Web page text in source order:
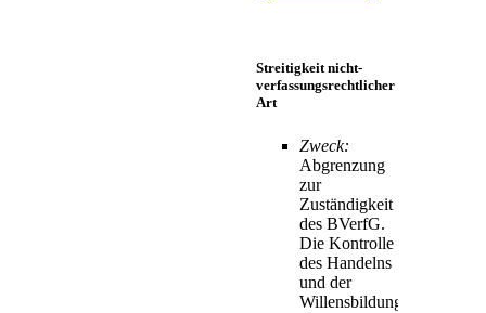
Streitigkeit nicht-
verfassungsrechtlicher
Art
Zweck:
Abgrenzung
zur
Zuständigkeit
des BVerfG.
Die Kontrolle
des Handelns
und der
Willensbildung